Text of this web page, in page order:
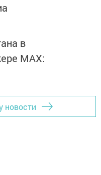
в
MАХ:
новости